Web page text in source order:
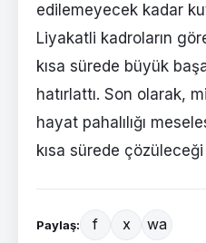
edilemeyecek kadar
Liyakatli kadroların
kısa sürede büyük
hatırlattı. Son olarak,
hayat pahalılığı
kısa sürede
Paylaş: f x wa